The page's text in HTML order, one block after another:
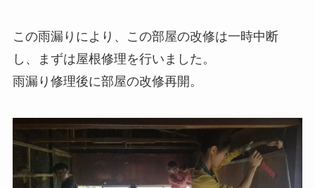
この雨漏りにより、この部屋の改修は一時中断
し、まずは屋根修理を行いました。
雨漏り修理後に部屋の改修再開。